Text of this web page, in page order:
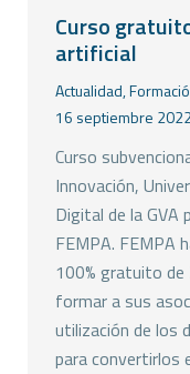
Curso
artificial
Actualidad,
16 septiembre
Curso
Innovación,
Digital de la GVA
FEMPA. FEMPA
100% gratuito
formar a sus
utilización de los
para convertirlos